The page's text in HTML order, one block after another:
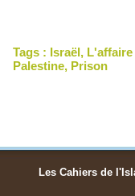
Tags : Israël, L'affaire
Palestine, Prison
Les Cahiers de